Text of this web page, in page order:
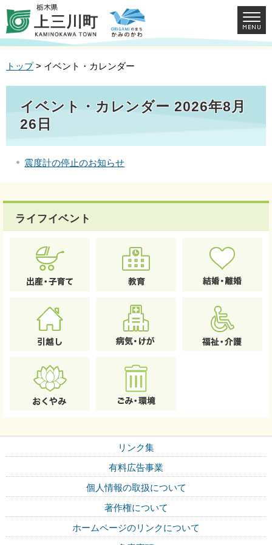
トップ> イベント・カレンダー
イベント・カレンダー 2026年8月
26日
震度計の停止のお知らせ
ライフイベント
リンク集
有料広告事業
個人情報の取扱について
著作権について
ホームページのリンクについて